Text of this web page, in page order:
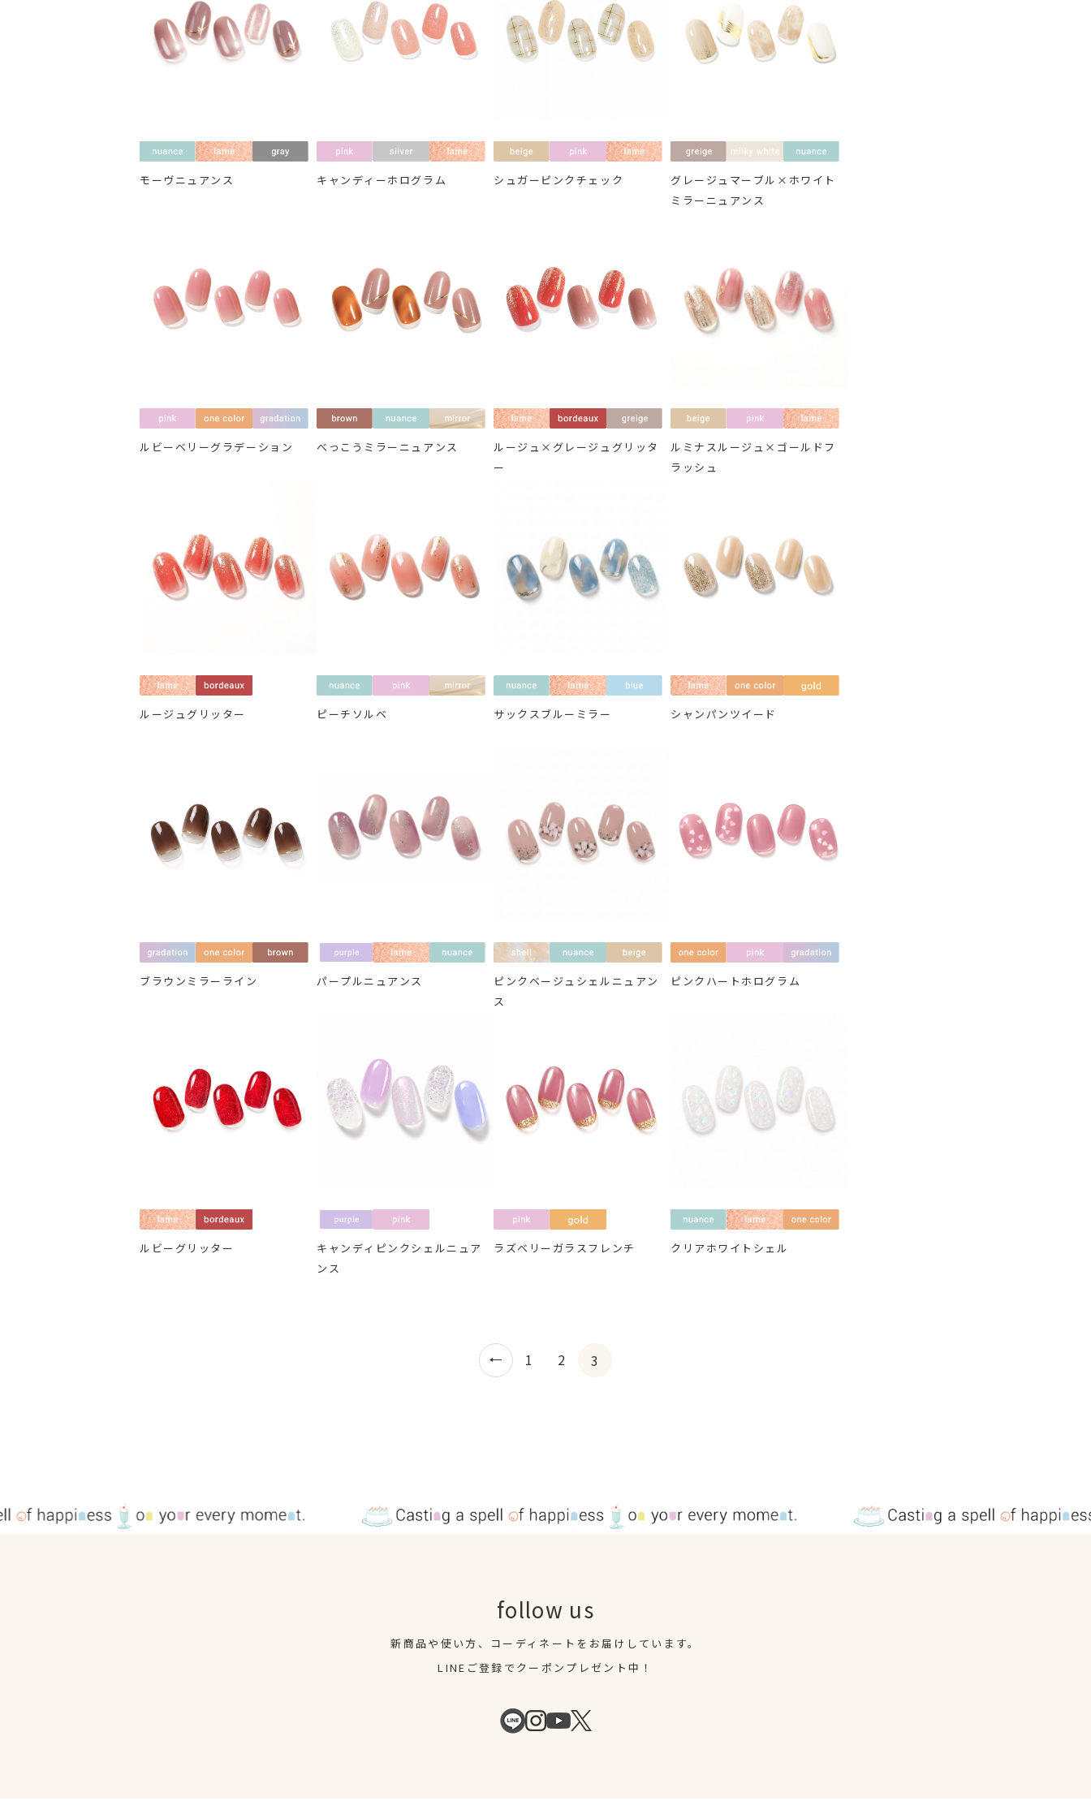
モーヴニュアンス キャンディーホログラム シュガーピンクチェック
グレージュマーブル×ホワイト
ミラーニュアンス
ルビーベリーグラデーション べっこうミラーニュアンス
ルージュ×グレージュグリッタ
ー
ルミナスルージュ×ゴールドフ
ラッシュ
ルージュグリッター ピーチソルベ サックスブルーミラー シャンパンツイード
ブラウンミラーライン パープルニュアンス
ピンクベージュシェルニュアン
ス
ピンクハートホログラム
ルビーグリッター
キャンディピンクシェルニュア
ンス
ラズベリーガラスフレンチ クリアホワイトシェル
1 2 3
follow us
新商品や使い方、コーディネートを お届けしています。
LINEご登録でクーポンプレゼント中！